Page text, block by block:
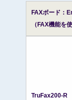
FAXボード：
（FAX機能を
TruFax200-R